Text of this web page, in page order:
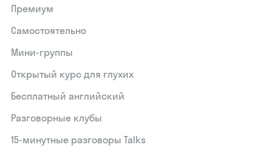
Премиум
Самостоятельно
Мини-группы
Открытый курс для глухих
Бесплатный английский
Разговорные клубы
15‑минутные разговоры Talks